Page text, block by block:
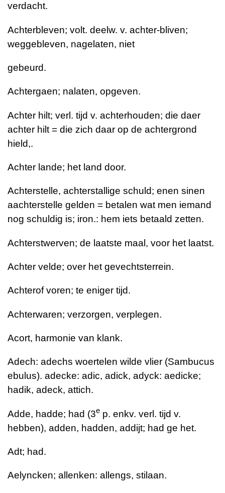
verdacht.
Achterbleven; volt. deelw. v. achter-bliven;
weggebleven, nagelaten, niet
gebeurd.
Achtergaen; nalaten, opgeven.
Achter hilt; verl. tijd v. achterhouden; die daer
achter hilt = die zich daar op de achtergrond
hield,.
Achter lande; het land door.
Achterstelle, achterstallige schuld; enen sinen
aachterstelle gelden = betalen wat men iemand
nog schuldig is; iron.: hem iets betaald zetten.
Achterstwerven; de laatste maal, voor het laatst.
Achter velde; over het gevechtsterrein.
Achterof voren; te eniger tijd.
Achterwaren; verzorgen, verplegen.
Acort, harmonie van klank.
Adech: adechs woertelen wilde vlier (Sambucus
ebulus). adecke: adic, adick, adyck: aedicke;
hadik, adeck, attich.
Adde, hadde; had (3e p. enkv. verl. tijd v.
hebben), adden, hadden, addijt; had ge het.
Adt; had.
Aelyncken; allenken: allengs, stilaan.